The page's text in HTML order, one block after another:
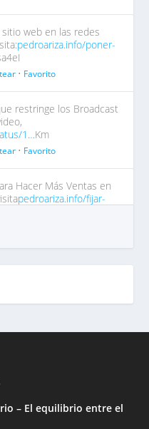
web en las redes
pedroariza.info/poner-
• Favorito
restringe los Broadcast
1…Km
• Favorito
Hacer Más Ventas en
pedroariza.info/fijar-
– El equilibrio entre el